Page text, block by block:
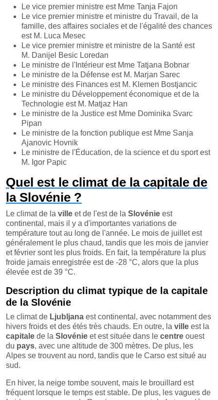
Le vice premier ministre est Mme Tanja Fajon
Le vice premier ministre et ministre du Travail, de la
famille, des affaires sociales et de l'égalité des chances
est M. Luca Mesec
Le vice premier ministre et ministre de la Santé est
M. Danijel Besic Loredan
Le ministre de l'Intérieur est Mme Tatjana Bobnar
Le ministre de la Défense est M. Marjan Sarec
Le ministre des Finances est M. Klemen Bostjancic
Le ministre du Développement économique et de la
Technologie est M. Matjaz Han
Le ministre de la Justice est Mme Dominika Svarc
Pipan
Le ministre de la fonction publique est Mme Sanja
Ajanovic Hovnik
Le ministre de l'Éducation, de la science et du sport est
M. Igor Papic
Quel est le climat de la capitale de
la Slovénie ?
Le climat de la ville et de l'est de la Slovénie est
continental, mais il y a d'importantes variations de
température tout au long de l'année. Le mois de juillet est
généralement le plus chaud, tandis que les mois de janvier
et février sont les plus froids. En fait, la température la plus
froide jamais enregistrée est de -28 °C, alors que la plus
élevée est de 39 °C.
Description du climat typique de la capitale
de la Slovénie
Le climat de Ljubljana est continental, avec notamment des
hivers froids et des étés très chauds. En outre, la ville est la
capitale de la Slovénie et est située dans le centre ouest
du pays, avec une altitude de 300 mètres. De plus, les
Alpes se trouvent au nord, tandis que le Carso est situé au
sud.
En hiver, la neige tombe souvent, mais le brouillard est
fréquent lorsque le temps est stable. De plus, les vagues de